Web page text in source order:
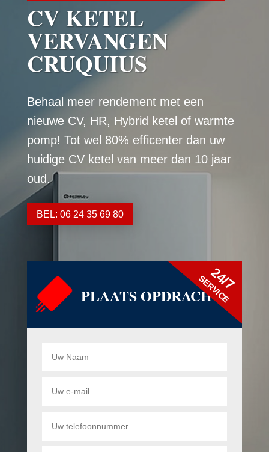
CV KETEL
VERVANGEN
CRUQUIUS
Behaal meer rendement met een
nieuwe CV, HR, Hybrid ketel of warmte
pomp! Tot wel 80% efficenter dan uw
huidige CV ketel van meer dan 10 jaar
oud.
BEL: 06 24 35 69 80
PLAATS OPDRACHT
24/7
SERVICE